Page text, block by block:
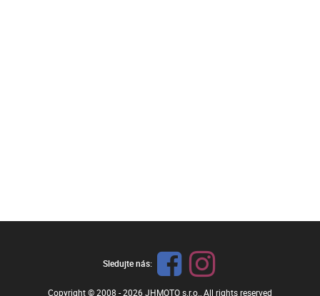
Sledujte nás:
Copyright © 2008 - 2026 JHMOTO s.r.o. , All rights reserved